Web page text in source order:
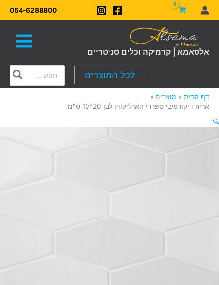
דילוג
לתוכן
054-6288800
אלסאמא | קרמיקה וכלים סניטריים
לכל המוצרים
for:
דף הבית
מוצרים
אריח דיקורטיבי ספרדי הארליקווין לבן 20*10 ס"מ
🔍